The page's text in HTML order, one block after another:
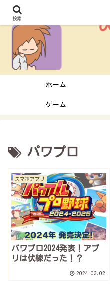
ホーム
ゲーム
パワプロ
スマホアプリ
パワプロ2024発表！アプ
リは伏線だった！？
2024.03.02
検索